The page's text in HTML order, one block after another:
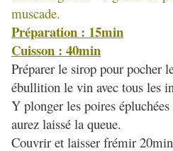
muscade.
Préparation : 15min
Cuisson : 40min
Préparer le sirop pour pocher
ébullition le vin avec tous les
Y plonger les poires
aurez laissé la queue.
Couvrir et laisser frémir